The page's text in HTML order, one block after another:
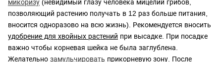
микоризу (невидимый глазу человека мицелий грибов,
позволяющий растению получать в 12 раз больше питания,
вносится одноразово на всю жизнь). Рекомендуется вносить
удобрение для хвойных растений при высадке. При посадке
важно чтобы корневая шейка не была заглублена.
Желательно замульчировать прикорневую зону. После